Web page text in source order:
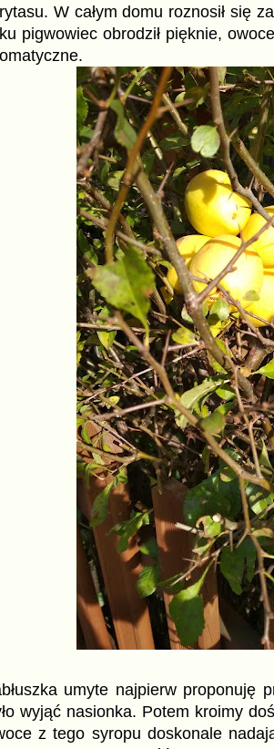
W całym domu roznosił się
pigwowiec obrodził pięknie,
umyte najpierw proponuję
wyjąć nasionka. Potem kroimy
z tego syropu doskonale